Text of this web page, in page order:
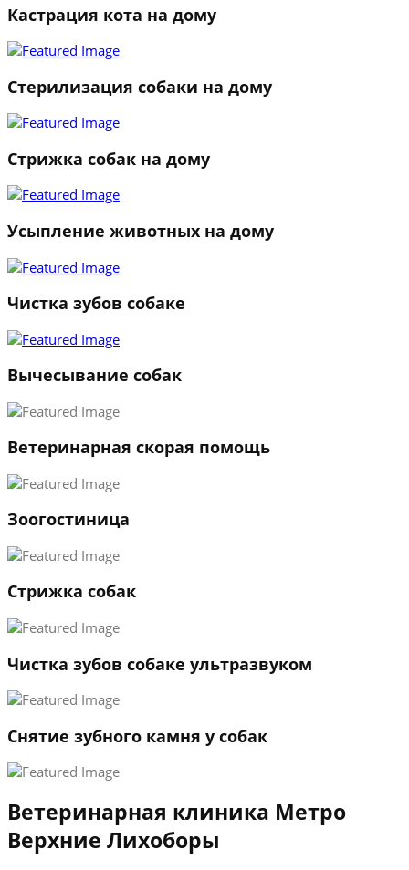
2
→
Кастрация кота на дому
Стерилизация собаки на дому
Стрижка собак на дому
Усыпление животных на дому
Чистка зубов собаке
Вычесывание собак
Ветеринарная скорая помощь
Зоогостиница
Стрижка собак
Чистка зубов собаке ультразвуком
Снятие зубного камня у собак
Ветеринарная клиника Метро
Верхние Лихоборы